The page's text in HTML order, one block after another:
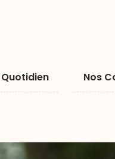
Quotidien Nos